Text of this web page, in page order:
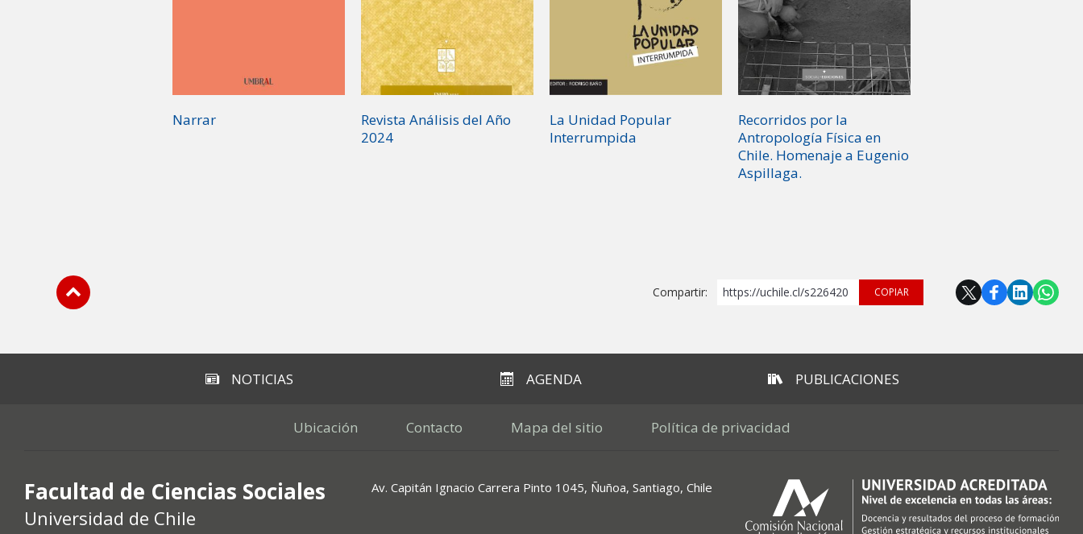
Narrar
Revista Análisis del Año
2024
La Unidad Popular
Interrumpida
Recorridos por la
Antropología Física en
Chile. Homenaje a Eugenio
Aspillaga.
Compartir: https://uchile.cl/s226420 COPIAR
NOTICIAS AGENDA PUBLICACIONES
Ubicación Contacto Mapa del sitio Política de privacidad
Facultad de Ciencias Sociales
Universidad de Chile
Av. Capitán Ignacio Carrera Pinto 1045, Ñuñoa, Santiago, Chile